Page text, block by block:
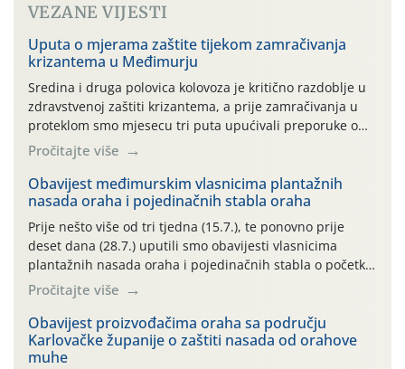
VEZANE VIJESTI
Uputa o mjerama zaštite tijekom zamračivanja
krizantema u Međimurju
Sredina i druga polovica kolovoza je kritično razdoblje u
zdravstvenoj zaštiti krizantema, a prije zamračivanja u
proteklom smo mjesecu tri puta upućivali preporuke o
preventivnim mjerama zaštite krizantema od najčešćih
uzročnika bolesti, štetnika i fito-fagnih grinja (23.7., 14.7.,
06.7.)! Na početku ovog mjeseca je zabilježeno je
povijesno i ekstremno vruće meteorološko razdoblje, uz
najviše temperature […]
Pročitajte više
Obavijest međimurskim vlasnicima plantažnih
nasada oraha i pojedinačnih stabla oraha
Prije nešto više od tri tjedna (15.7.), te ponovno prije
deset dana (28.7.) uputili smo obavijesti vlasnicima
plantažnih nasada oraha i pojedinačnih stabla o početku
leta i ovogodišnjoj potrebi usmjerenog suzbijanja
orahove muhe (Rhagoletis completa)! Već dvanaest dana
traje drugi ovogodišnji “toplinski udar”, koji naročito
izražen zadnja šest dana (31.7.-05.8.), jer najviše
temperature zraka svakodnevno […]
Pročitajte više
Obavijest proizvođačima oraha sa području
Karlovačke županije o zaštiti nasada od orahove
muhe